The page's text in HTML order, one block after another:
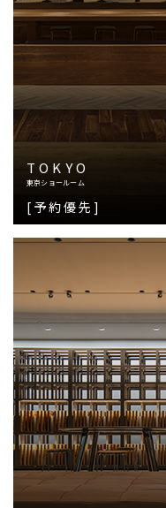
TOKYO
東京ショールーム
[予約優先]